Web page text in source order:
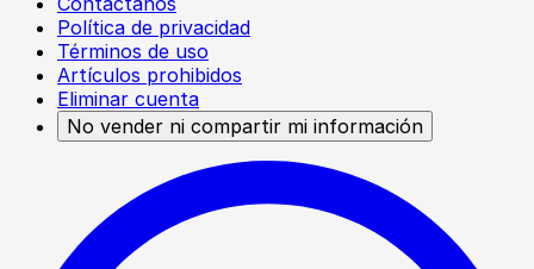
Política de privacidad
Términos de uso
Artículos prohibidos
Eliminar cuenta
No vender ni compartir mi información